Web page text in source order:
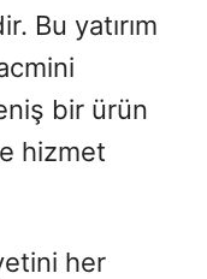
Bu yatırım
bir ürün
hizmet
her